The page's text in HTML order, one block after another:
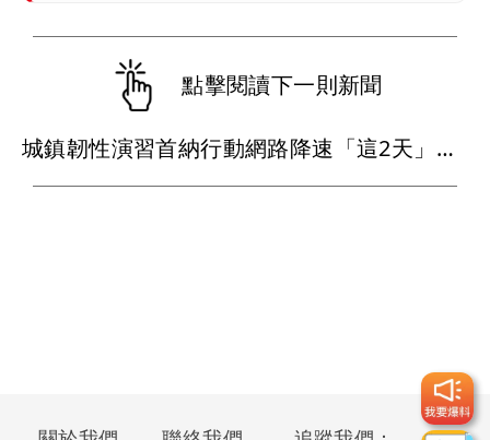
點擊閱讀下一則新聞
城鎮韌性演習首納行動網路降速「這2天」來了 NCC提醒先完成「3件事」